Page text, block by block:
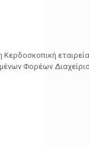
Φορέων